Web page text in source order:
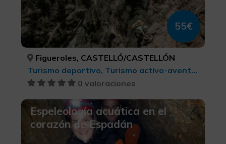
55€
Figueroles, CASTELLÓ/CASTELLÓN
Turismo deportivo, Turismo activo-aventura
0 valoraciones
Espeleología acuática en el
corazón de Espadán